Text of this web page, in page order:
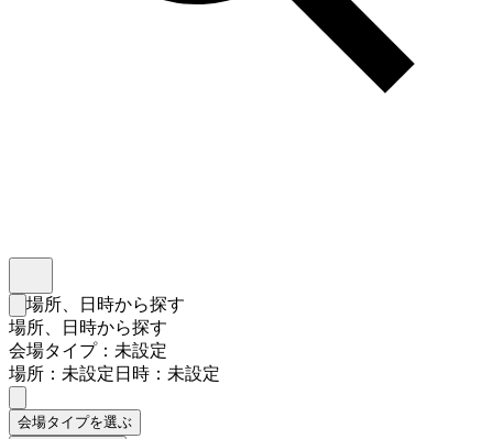
検索フォームを閉じる
場所、日時から探す
場所、日時から探す
会場タイプ：未設定
場所：未設定日時：未設定
会場タイプを選ぶ